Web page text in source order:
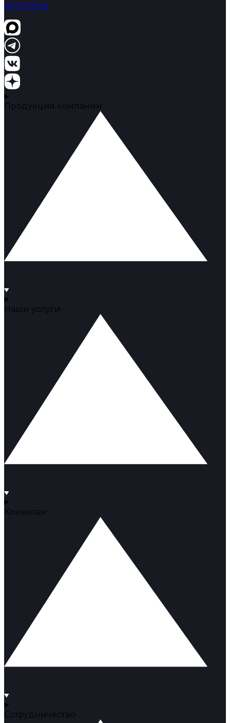
КОНТАКТЫ
Продукция компании
Наши услуги
Клиентам
Сотрудничество